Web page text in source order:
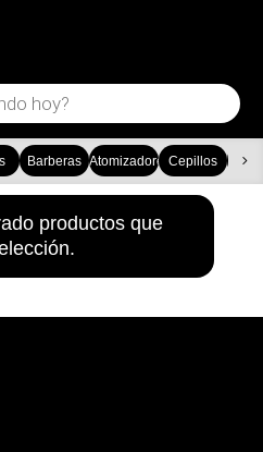
Barberas AtomizadoresCepillos
productos que